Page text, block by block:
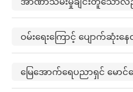
မြေအောက်ရေပညာရှင် မောင်